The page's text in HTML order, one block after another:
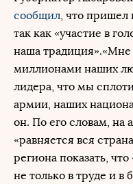
сообщил, что пришел
так как «участие в
наша
миллионами наших
лидера, что мы
армии, наших
он. По его словам, на
«равняется вся
региона показать,
не только в труде и